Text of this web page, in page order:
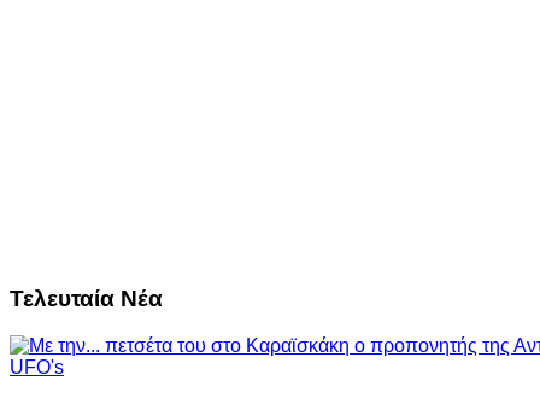
Τελευταία Νέα
UFO's